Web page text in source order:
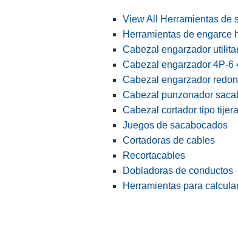
View All Herramientas de
Herramientas de engarce
Cabezal engarzador
Cabezal engarzador 4P-6
Cabezal engarzador
Cabezal punzonador
Cabezal cortador tipo
Juegos de sacabocados
Cortadoras de cables
Recortacables
Dobladoras de conductos
Herramientas para